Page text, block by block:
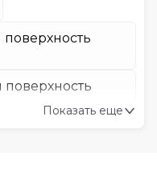
Показать еще